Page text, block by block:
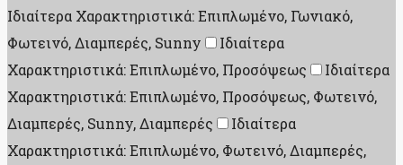
Ιδιαίτερα Χαρακτηριστικά: Επιπλωμένο, Γωνιακό,
Φωτεινό, Διαμπερές, Sunny
Ιδιαίτερα
Χαρακτηριστικά: Επιπλωμένο, Προσόψεως
Ιδιαίτερα
Χαρακτηριστικά: Επιπλωμένο, Προσόψεως, Φωτεινό,
Διαμπερές, Sunny, Διαμπερές
Ιδιαίτερα
Χαρακτηριστικά: Επιπλωμένο, Φωτεινό, Διαμπερές,